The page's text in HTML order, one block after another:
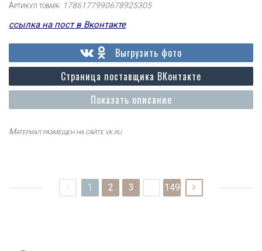
Артикул товара: 1786177990678925305
ссылка на пост в Вконтакте
Показать описание
Страница поставщика ВКонтакте
Выгрузить фото
Материал размещен на сайте vk.ru
1 2 3 149